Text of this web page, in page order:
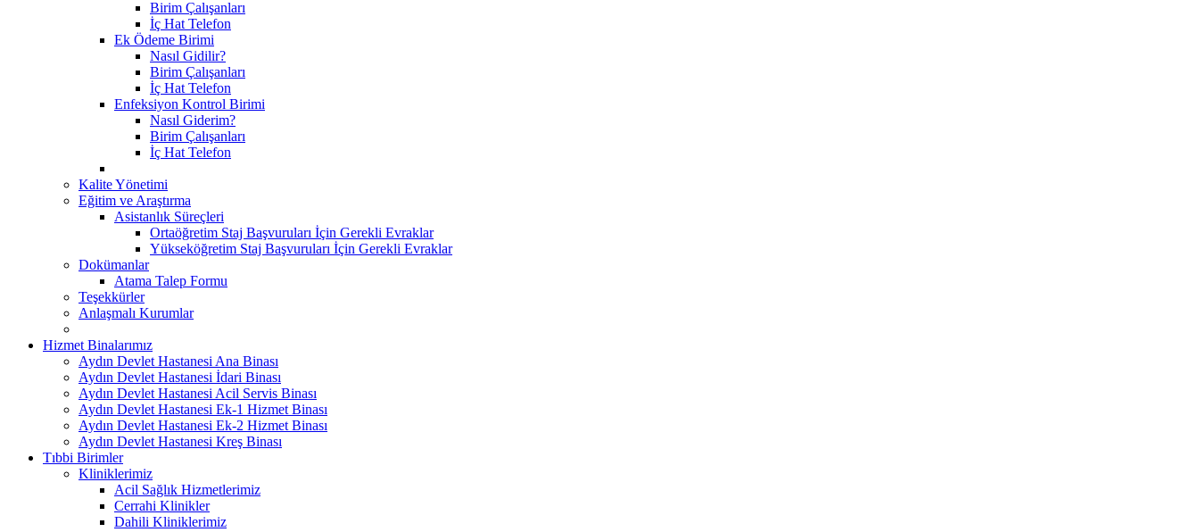
Birim Çalışanları
İç Hat Telefon
Ek Ödeme Birimi
Nasıl Gidilir?
Birim Çalışanları
İç Hat Telefon
Enfeksiyon Kontrol Birimi
Nasıl Giderim?
Birim Çalışanları
İç Hat Telefon
Kalite Yönetimi
Eğitim ve Araştırma
Asistanlık Süreçleri
Ortaöğretim Staj Başvuruları İçin Gerekli Evraklar
Yükseköğretim Staj Başvuruları İçin Gerekli Evraklar
Dokümanlar
Atama Talep Formu
Teşekkürler
Anlaşmalı Kurumlar
Hizmet Binalarımız
Aydın Devlet Hastanesi Ana Binası
Aydın Devlet Hastanesi İdari Binası
Aydın Devlet Hastanesi Acil Servis Binası
Aydın Devlet Hastanesi Ek-1 Hizmet Binası
Aydın Devlet Hastanesi Ek-2 Hizmet Binası
Aydın Devlet Hastanesi Kreş Binası
Tıbbi Birimler
Kliniklerimiz
Acil Sağlık Hizmetlerimiz
Cerrahi Klinikler
Dahili Kliniklerimiz